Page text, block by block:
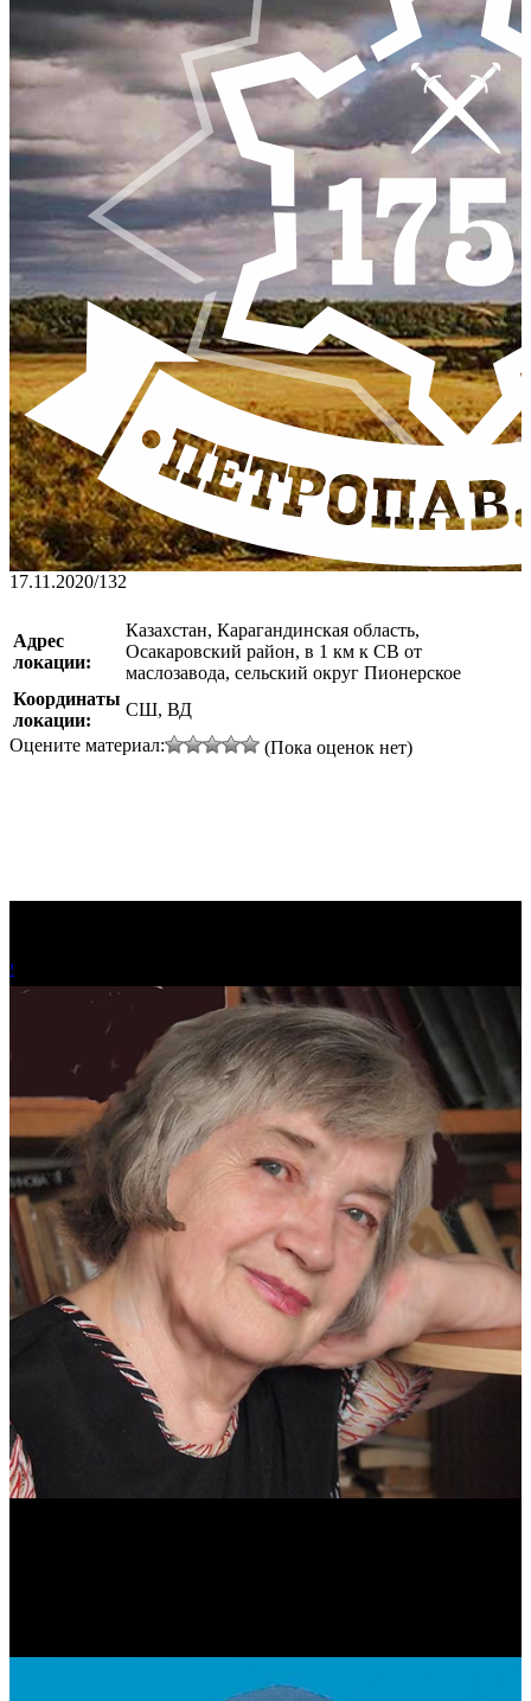
17.11.2020/132
Адрес
локации:
Казахстан, Карагандинская область,
Осакаровский район, в 1 км к СВ от
маслозавода, сельский округ Пионерское
Координаты
локации:
СШ, ВД
Оцените материал:
(Пока оценок нет)
!